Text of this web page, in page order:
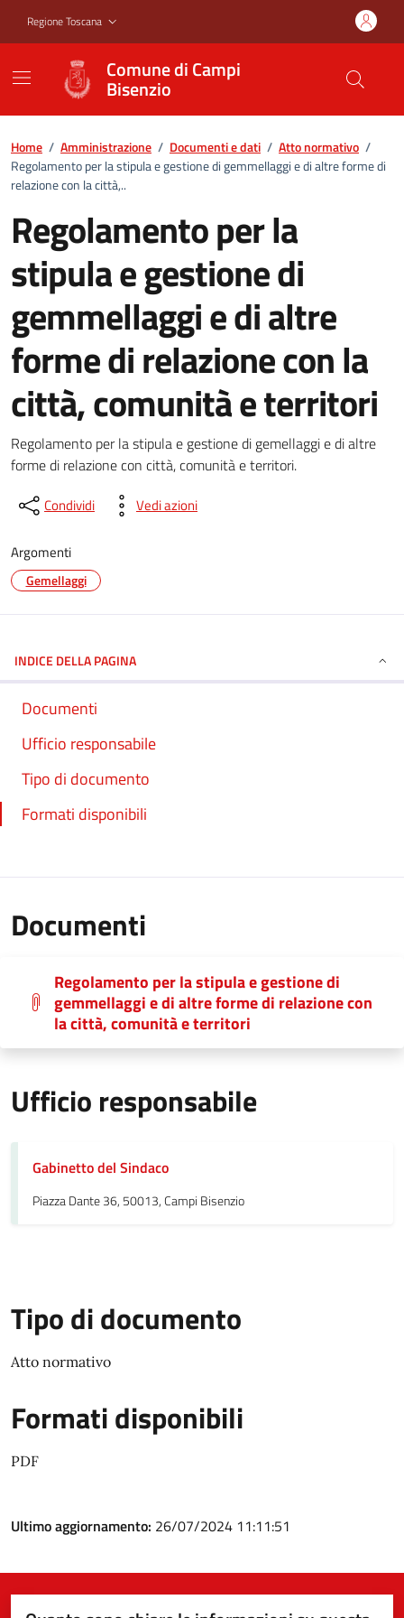
Regione Toscana
Comune di Campi
Bisenzio
Home / Amministrazione / Documenti e dati / Atto normativo /
Regolamento per la stipula e gestione di gemmellaggi e di altre forme di
relazione con la città,..
Regolamento per la
stipula e gestione di
gemmellaggi e di altre
forme di relazione con la
città, comunità e territori
Regolamento per la stipula e gestione di gemellaggi e di altre
forme di relazione con città, comunità e territori.
Condividi Vedi azioni
Argomenti
Gemellaggi
INDICE DELLA PAGINA
Documenti
Ufficio responsabile
Tipo di documento
Formati disponibili
Documenti
Regolamento per la stipula e gestione di
gemmellaggi e di altre forme di relazione con
la città, comunità e territori
Ufficio responsabile
Gabinetto del Sindaco
Piazza Dante 36, 50013, Campi Bisenzio
Tipo di documento
Atto normativo
Formati disponibili
PDF
Ultimo aggiornamento: 26/07/2024 11:11:51